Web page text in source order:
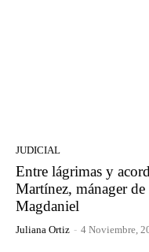
JUDICIAL
Entre lágrimas y
Martínez, mánager
Magdaniel
Juliana Ortiz - 4 Noviembre,